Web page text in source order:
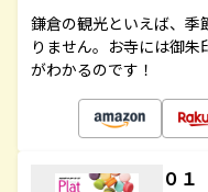
鎌倉の観光といえば、季
りません。お寺には御
がわかるのです！
０